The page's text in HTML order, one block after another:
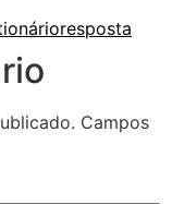
resposta
Campos